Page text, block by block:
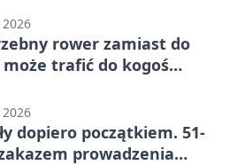
rower zamiast do
trafić do kogoś
dopiero początkiem. 51-
prowadzenia